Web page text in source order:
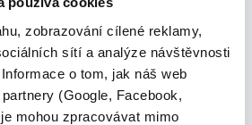
zobrazování cílené reklamy,
sítí a analýze návštěvnosti
o tom, jak náš web
(Google, Facebook,
mohou zpracovávat mimo
about 200,000 visitors a
asi 200 000 návštěvníků. A) a
chyták, protože člen "a"
začínají na souhlásky h,ch…